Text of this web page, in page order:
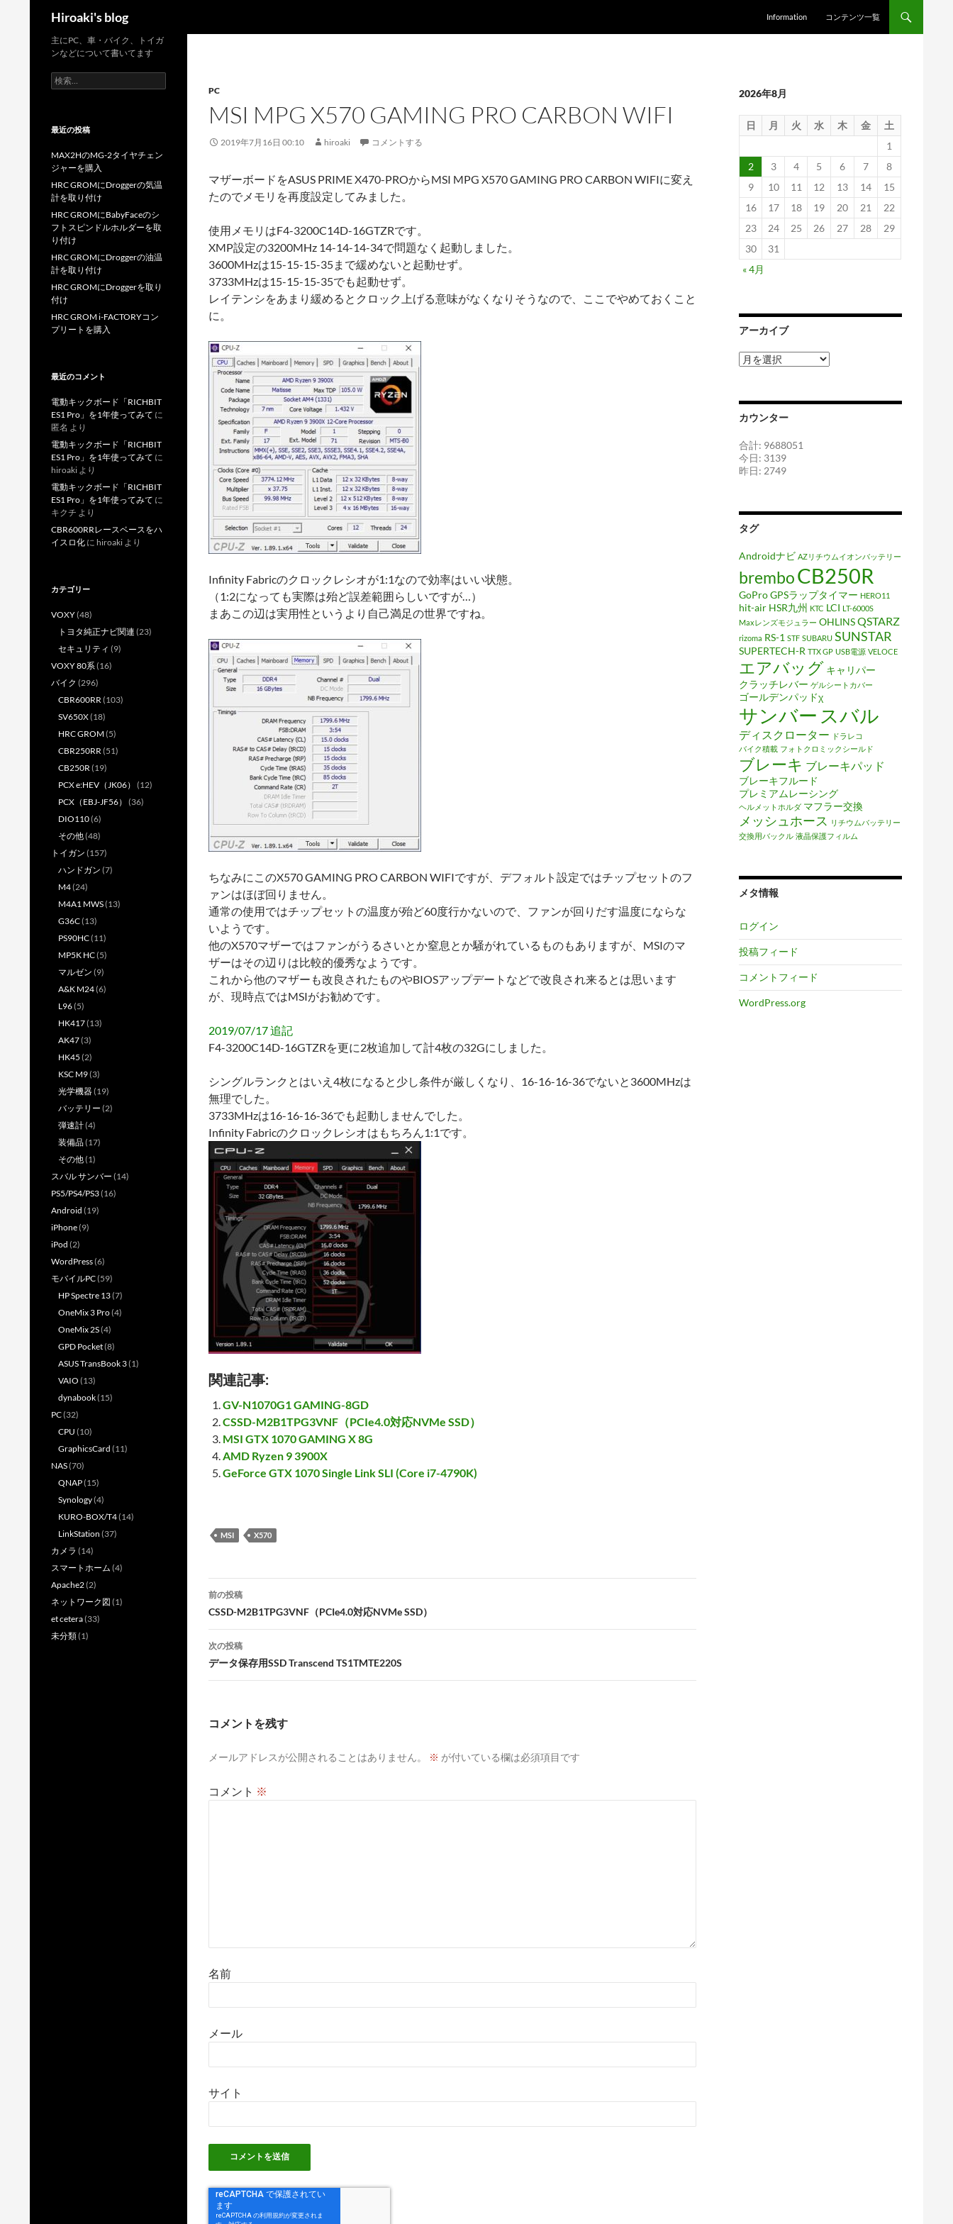
Hiroaki's blog Information コンテンツ一覧
PC
MSI MPG X570 GAMING PRO CARBON WIFI
2019年7月16日 00:10 hiroaki コメントする
マザーボードをASUS PRIME X470-PROからMSI MPG X570 GAMING PRO CARBON WIFIに変え
たのでメモリを再度設定してみました。
使用メモリはF4-3200C14D-16GTZRです。
XMP設定の3200MHz 14-14-14-34で問題なく起動しました。
3600MHzは15-15-15-35まで緩めないと起動せず。
3733MHzは15-15-15-35でも起動せず。
レイテンシをあまり緩めるとクロック上げる意味がなくなりそうなので、ここでやめておくこと
に。
Infinity Fabricのクロックレシオが1:1なので効率はいい状態。
（1:2になっても実際は殆ど誤差範囲らしいですが…）
まあこの辺は実用性というより自己満足の世界ですね。
ちなみにこのX570 GAMING PRO CARBON WIFIですが、デフォルト設定ではチップセットのフ
ァンはほぼ回りません。
通常の使用ではチップセットの温度が殆ど60度行かないので、ファンが回りだす温度にならな
いようです。
他のX570マザーではファンがうるさいとか窒息とか騒がれているものもありますが、MSIのマ
ザーはその辺りは比較的優秀なようです。
これから他のマザーも改良されたものやBIOSアップデートなどで改良され来るとは思います
が、現時点ではMSIがお勧めです。
2019/07/17 追記
F4-3200C14D-16GTZRを更に2枚追加して計4枚の32Gにしました。
シングルランクとはいえ4枚になると少し条件が厳しくなり、16-16-16-36でないと3600MHzは
無理でした。
3733MHzは16-16-16-36でも起動しませんでした。
Infinity Fabricのクロックレシオはもちろん1:1です。
関連記事:
GV-N1070G1 GAMING-8GD
CSSD-M2B1TPG3VNF（PCIe4.0対応NVMe SSD）
MSI GTX 1070 GAMING X 8G
AMD Ryzen 9 3900X
GeForce GTX 1070 Single Link SLI (Core i7-4790K)
MSI X570
投
稿
ナ
ビ
ゲ
ョ
ン
前の投稿
CSSD-M2B1TPG3VNF（PCIe4.0対応NVMe SSD）
次の投稿
データ保存用SSD Transcend TS1TMTE220S
コメントを残す
メールアドレスが公開されることはありません。 ※ が付いている欄は必須項目です
コメント ※
名前
メール
サイト
2026年8月
日 月 火 水 木 金
土
1
2
3 4 5 6 7
8
9
10 11 12 13 14
15
16
17 18 19 20 21
22
23
24 25 26 27 28
29
30
31
« 4月
アーカイブ
ア
ー
ブ
カウンター
合計: 9688051
今日: 3139
昨日: 2749
タグ
Androidナビ AZリチウムイオンバッテリー
bremboCB250R
GoProGPSラップタイマー HERO11
hit-air HSR九州 KTC LCI LT-6000S
Maxレンズモジュラー OHLINSQSTARZ
rizoma RS-1 STF SUBARU SUNSTAR
SUPERTECH-R TTX GP USB電源 VELOCE
エアバッグ キャリパー
クラッチレバー ゲルシートカバー
ゴールデンパッドχ
サンバー スバル
ディスクローター
ドラレコ
バイク積載 フォトクロミックシールド
ブレーキ ブレーキパッド
ブレーキフルード
プレミアムレーシング
ヘルメットホルダ マフラー交換
メッシュホース
リチウムバッテリー
交換用バックル 液晶保護フィルム
メタ情報
ログイン
投稿フィード
コメントフィード
WordPress.org
主にPC、車・バイク、トイガ
ンなどについて書いてます
検
索:
最近の投稿
MAX2HのMG-2タイヤチェン
ジャーを購入
HRC GROMにDroggerの気温
計を取り付け
HRC GROMにBabyFaceのシ
フトスピンドルホルダーを取
り付け
HRC GROMにDroggerの油温
計を取り付け
HRC GROMにDroggerを取り
付け
HRC GROM i-FACTORYコン
プリートを購入
最近のコメント
電動キックボード「RICHBIT
ES1 Pro」を1年使ってみて に
匿名 より
電動キックボード「RICHBIT
ES1 Pro」を1年使ってみて に
hiroaki より
電動キックボード「RICHBIT
ES1 Pro」を1年使ってみて に
キクチ より
CBR600RRレースベースをハ
イスロ化 に hiroaki より
カテゴリー
VOXY(48)
トヨタ純正ナビ関連 (23)
セキュリティ (9)
VOXY 80系(16)
バイク (296)
CBR600RR(103)
SV650X(18)
HRC GROM (5)
CBR250RR(51)
CB250R(19)
PCX e:HEV（JK06） (12)
PCX（EBJ-JF56） (36)
DIO110(6)
その他(48)
トイガン (157)
ハンドガン (7)
M4(24)
M4A1 MWS(13)
G36C(13)
PS90HC(11)
MP5K HC(5)
マルゼン (9)
A&K M24(6)
L96(5)
HK417(13)
AK47(3)
HK45 (2)
KSC M9(3)
光学機器(19)
バッテリー (2)
弾速計(4)
装備品(17)
その他(1)
スバル サンバー (14)
PS5/PS4/PS3(16)
Android (19)
iPhone(9)
iPod (2)
WordPress(6)
モバイルPC(59)
HP Spectre 13(7)
OneMix 3 Pro(4)
OneMix 2S(4)
GPD Pocket(8)
ASUS TransBook 3(1)
VAIO (13)
dynabook(15)
PC(32)
CPU (10)
GraphicsCard (11)
NAS(70)
QNAP(15)
Synology(4)
KURO-BOX/T4(14)
LinkStation (37)
カメラ (14)
スマートホーム (4)
Apache2(2)
ネットワーク図 (1)
et cetera(33)
未分類(1)